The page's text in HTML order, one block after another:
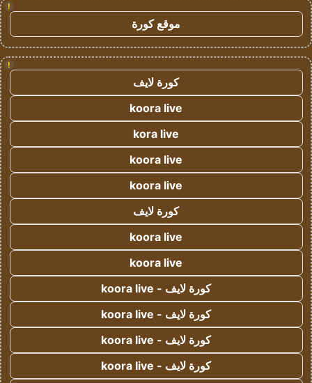
!
موقع كورة
!
كورة لايف
koora live
kora live
koora live
koora live
كورة لايف
koora live
koora live
كورة لايف - koora live
كورة لايف - koora live
كورة لايف - koora live
كورة لايف - koora live